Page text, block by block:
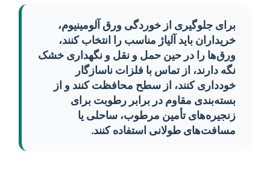
برای جلوگیری از خوردگی ورق آلومینیوم،
خریداران باید آلیاژ مناسب را انتخاب کنند،
ورق‌ها را در حین حمل و نقل و نگهداری خشک
نگه دارند، از تماس با فلزات ناسازگار
خودداری کنند، از سطح محافظت کنند و از
بسته‌بندی مقاوم در برابر رطوبت برای
زنجیره‌های تأمین مرطوب، ساحلی یا
مسافت‌های طولانی استفاده کنند.